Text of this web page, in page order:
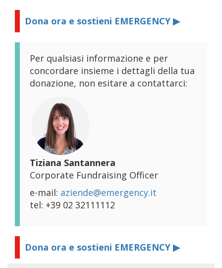
Dona ora e sostieni EMERGENCY ▶
Per qualsiasi informazione e per
concordare insieme i dettagli della tua
donazione, non esitare a contattarci:
Tiziana Santannera
Corporate Fundraising Officer
e-mail: aziende@emergency.it
tel: +39 02 32111112
Dona ora e sostieni EMERGENCY ▶